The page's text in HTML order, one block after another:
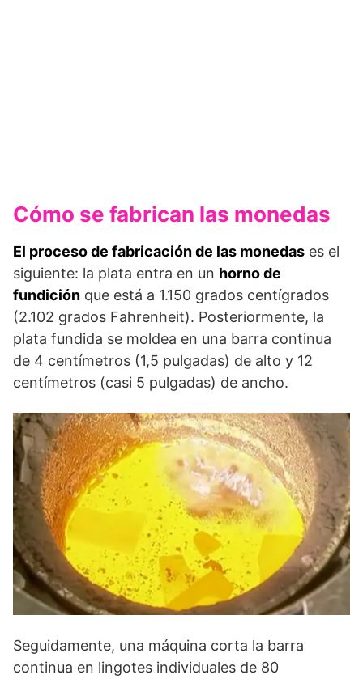
Cómo se fabrican las monedas
El proceso de fabricación de las monedas es el
siguiente: la plata entra en un horno de
fundición que está a 1.150 grados centígrados
(2.102 grados Fahrenheit). Posteriormente, la
plata fundida se moldea en una barra continua
de 4 centímetros (1,5 pulgadas) de alto y 12
centímetros (casi 5 pulgadas) de ancho.
Seguidamente, una máquina corta la barra
continua en lingotes individuales de 80